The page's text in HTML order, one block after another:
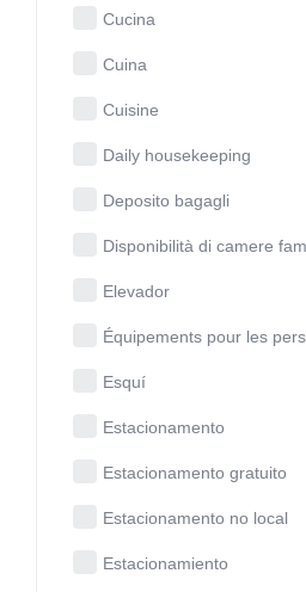
Cucina
Cuina
Cuisine
Daily housekeeping
Deposito bagagli
Disponibilità di camere
Elevador
Équipements pour les
Esquí
Estacionamento
Estacionamento gratuito
Estacionamento no local
Estacionamiento